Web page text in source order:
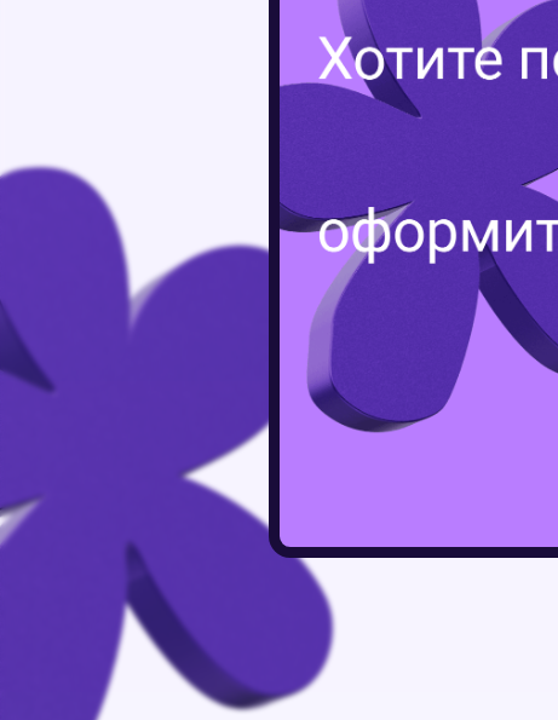
Masterpiece — это не просто платформа для мастер-
а пространство, где творчество встречается с
команда взялась за задачу обновить её устаревший
в лёгкий, понятный и визуально выразительный